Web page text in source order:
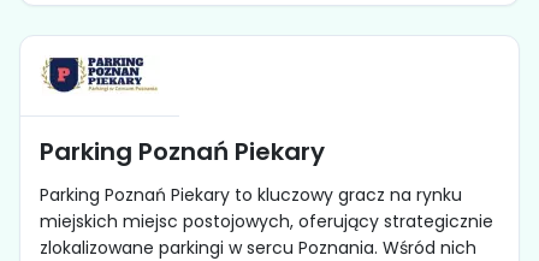
Parking Poznań Piekary
Parking Poznań Piekary to kluczowy gracz na rynku
miejskich miejsc postojowych, oferujący strategicznie
zlokalizowane parkingi w sercu Poznania. Wśród nich